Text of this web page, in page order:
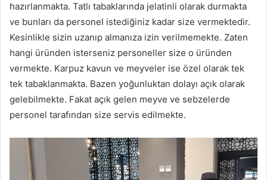
hazırlanmakta. Tatlı tabaklarında jelatinli olarak durmakta
ve bunları da personel istediğiniz kadar size vermektedir.
Kesinlikle sizin uzanıp almanıza izin verilmemekte. Zaten
hangi üründen isterseniz personeller size o üründen
vermekte. Karpuz kavun ve meyveler ise özel olarak tek
tek tabaklanmakta. Bazen yoğunluktan dolayı açık olarak
gelebilmekte. Fakat açık gelen meyve ve sebzelerde
personel tarafından size servis edilmekte.